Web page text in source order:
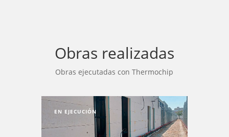
Obras realizadas
Obras ejecutadas con Thermochip
EN EJECUCIÓN